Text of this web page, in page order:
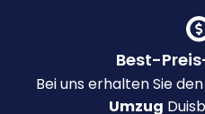
Best-
Bei uns erhalten Sie den
Umzug